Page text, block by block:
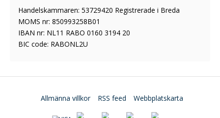
Handelskammaren: 53729420 Registrerade i Breda
MOMS nr: 850993258B01
IBAN nr: NL11 RABO 0160 3194 20
BIC code: RABONL2U
Allmänna villkor RSS feed Webbplatskarta